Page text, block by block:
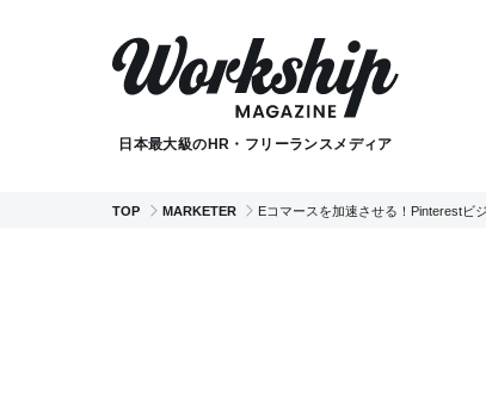
日本最大級のHR・フリーランスメディア
TOP MARKETER Eコマースを加速させる！Pinterestビ